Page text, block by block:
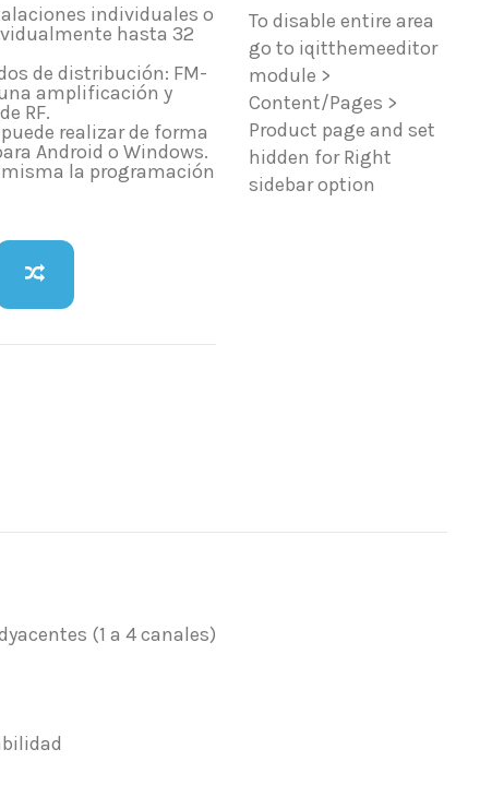
individuales o
hasta 32
de distribución: FM-
una amplificación y
RF.
realizar de forma
Android o Windows.
la programación
To disable entire area
go to iqitthemeeditor
module >
Content/Pages >
Product page and set
hidden for Right
sidebar option
(1 a 4 canales)